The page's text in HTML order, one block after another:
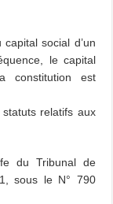
social d’un
le capital
constitution est
relatifs aux
du Tribunal de
sous le N° 790